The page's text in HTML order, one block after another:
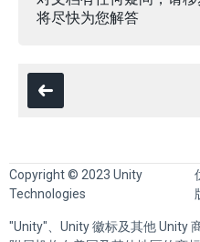
将尽快为您解答
Copyright © 2023 Unity
Technologies
"Unity"、Unity 徽标及其他 Unity